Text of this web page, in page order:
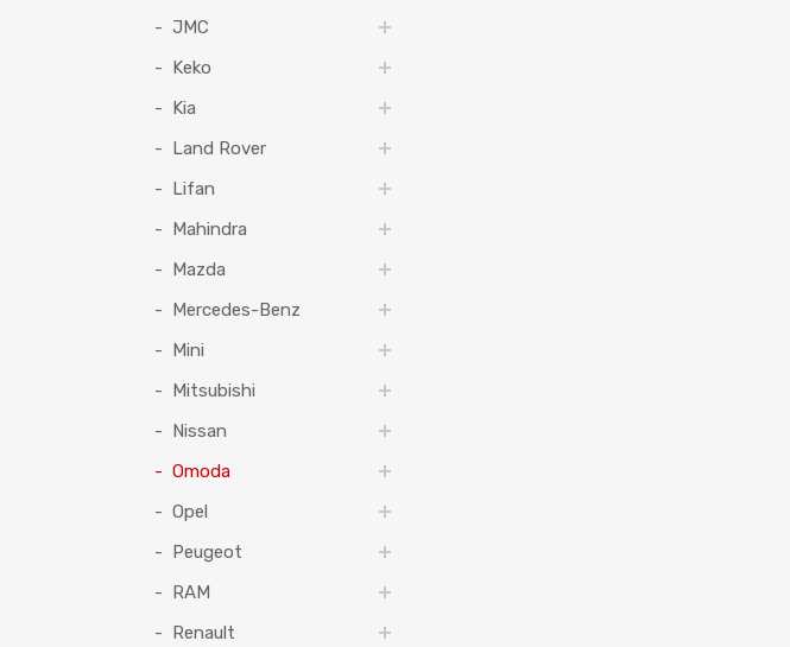
JMC
Keko
Kia
Land Rover
Lifan
Mahindra
Mazda
Mercedes-Benz
Mini
Mitsubishi
Nissan
Omoda
Opel
Peugeot
RAM
Renault